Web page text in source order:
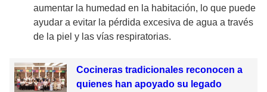
aumentar la humedad en la habitación, lo que puede
ayudar a evitar la pérdida excesiva de agua a través
de la piel y las vías respiratorias.
Cocineras tradicionales reconocen a
quienes han apoyado su legado